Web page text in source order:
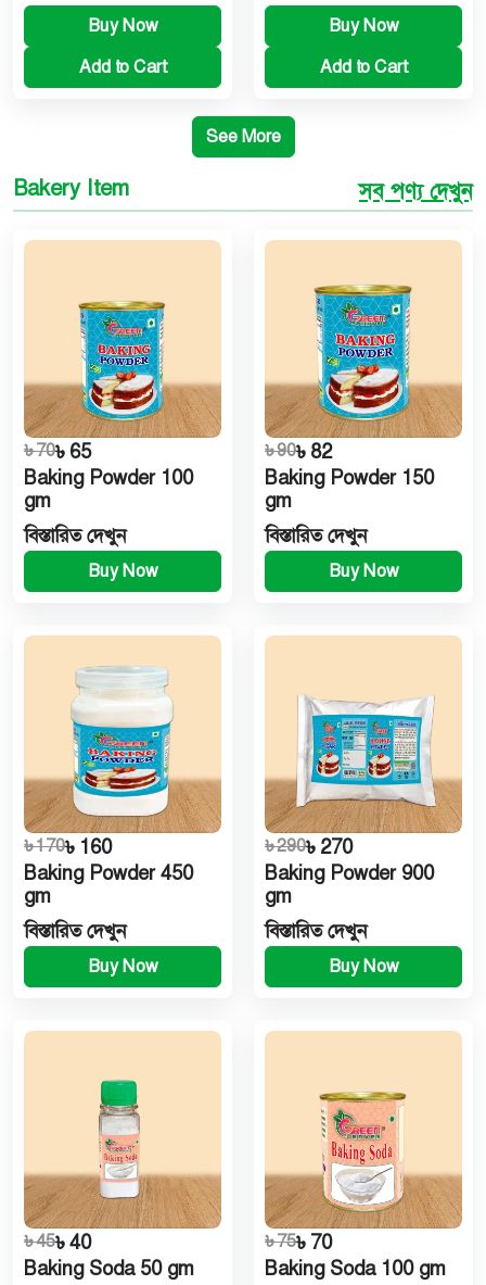
Buy Now
Add to Cart
Buy Now
Add to Cart
See More
Bakery Item সব পণ্য দেখুন
৳ 70৳ 65
Baking Powder 100
gm
বিস্তারিত দেখুন
Buy Now
৳ 90৳ 82
Baking Powder 150
gm
বিস্তারিত দেখুন
Buy Now
৳ 170৳ 160
Baking Powder 450
gm
বিস্তারিত দেখুন
Buy Now
৳ 290৳ 270
Baking Powder 900
gm
বিস্তারিত দেখুন
Buy Now
৳ 45৳ 40
Baking Soda 50 gm
৳ 75৳ 70
Baking Soda 100 gm